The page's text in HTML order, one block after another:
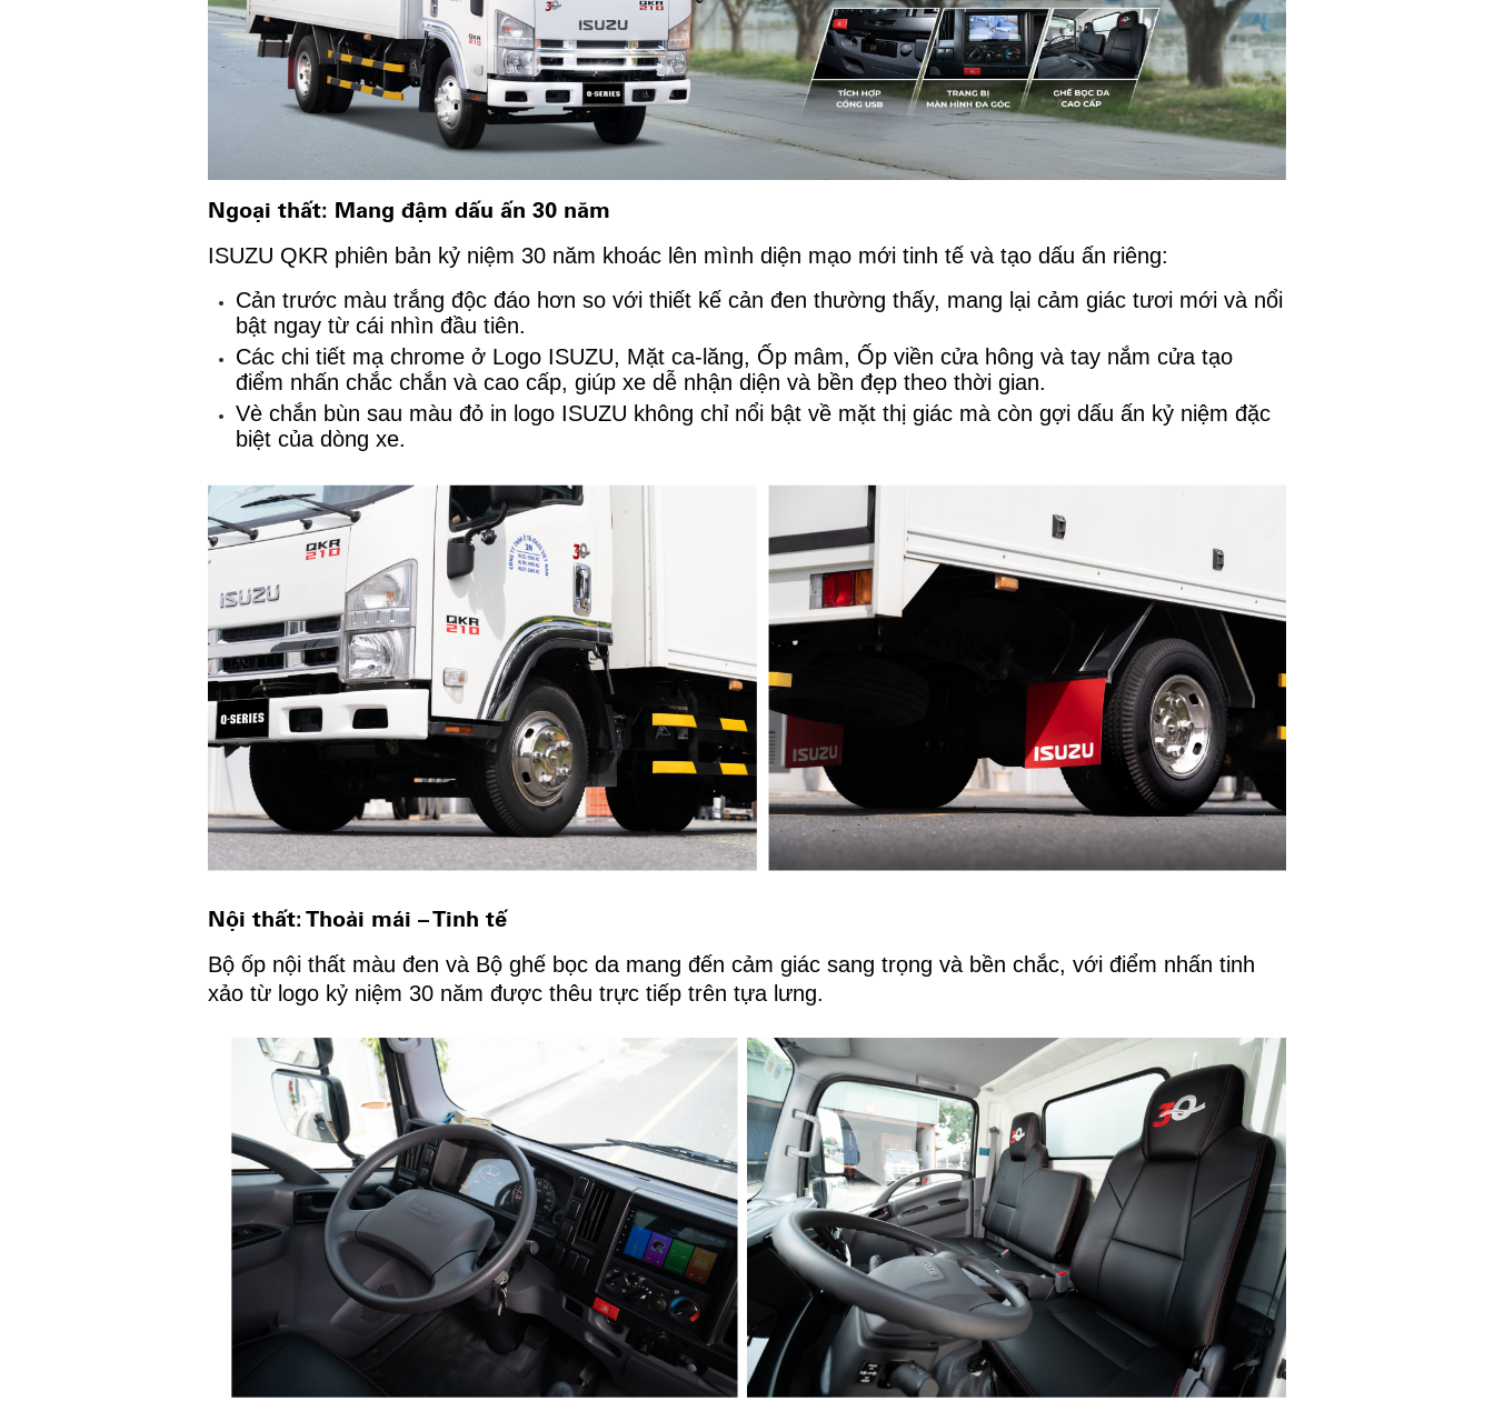
Ngoại thất: Mang đậm dấu ấn 30 năm
ISUZU QKR phiên bản kỷ niệm 30 năm khoác lên mình diện mạo mới tinh tế và tạo dấu ấn riêng:
Cản trước màu trắng độc đáo hơn so với thiết kế cản đen thường thấy, mang lại cảm giác tươi mới và nổi
bật ngay từ cái nhìn đầu tiên.
Các chi tiết mạ chrome ở Logo ISUZU, Mặt ca-lăng, Ốp mâm, Ốp viền cửa hông và tay nắm cửa tạo
điểm nhấn chắc chắn và cao cấp, giúp xe dễ nhận diện và bền đẹp theo thời gian.
Vè chắn bùn sau màu đỏ in logo ISUZU không chỉ nổi bật về mặt thị giác mà còn gợi dấu ấn kỷ niệm đặc
biệt của dòng xe.
Nội thất: Thoải mái – Tinh tế
Bộ ốp nội thất màu đen và Bộ ghế bọc da mang đến cảm giác sang trọng và bền chắc, với điểm nhấn tinh
xảo từ logo kỷ niệm 30 năm được thêu trực tiếp trên tựa lưng.